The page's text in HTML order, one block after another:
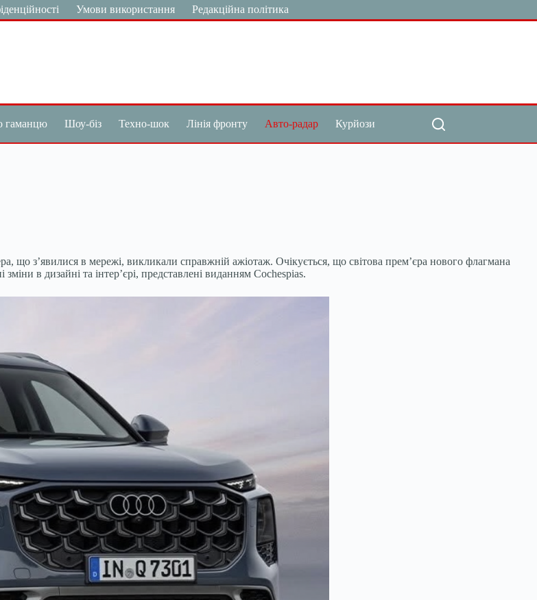
Умови використання Редакційна політика
гаманцю Шоу-біз Техно-шок Лінія фронту Авто-радар Курйози
що з’явилися в мережі, викликали справжній ажіотаж. Очікується, що світова прем’єра нового флагмана
в дизайні та інтер’єрі, представлені виданням Cochespias.